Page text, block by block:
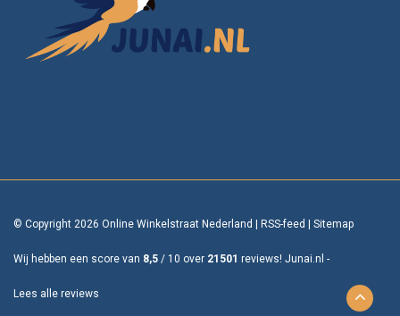
© Copyright 2026 Online Winkelstraat Nederland RSS-feed Sitemap
Wij hebben een score van 8,5 / 10 over 21501 reviews! Junai.nl -
Lees alle reviews